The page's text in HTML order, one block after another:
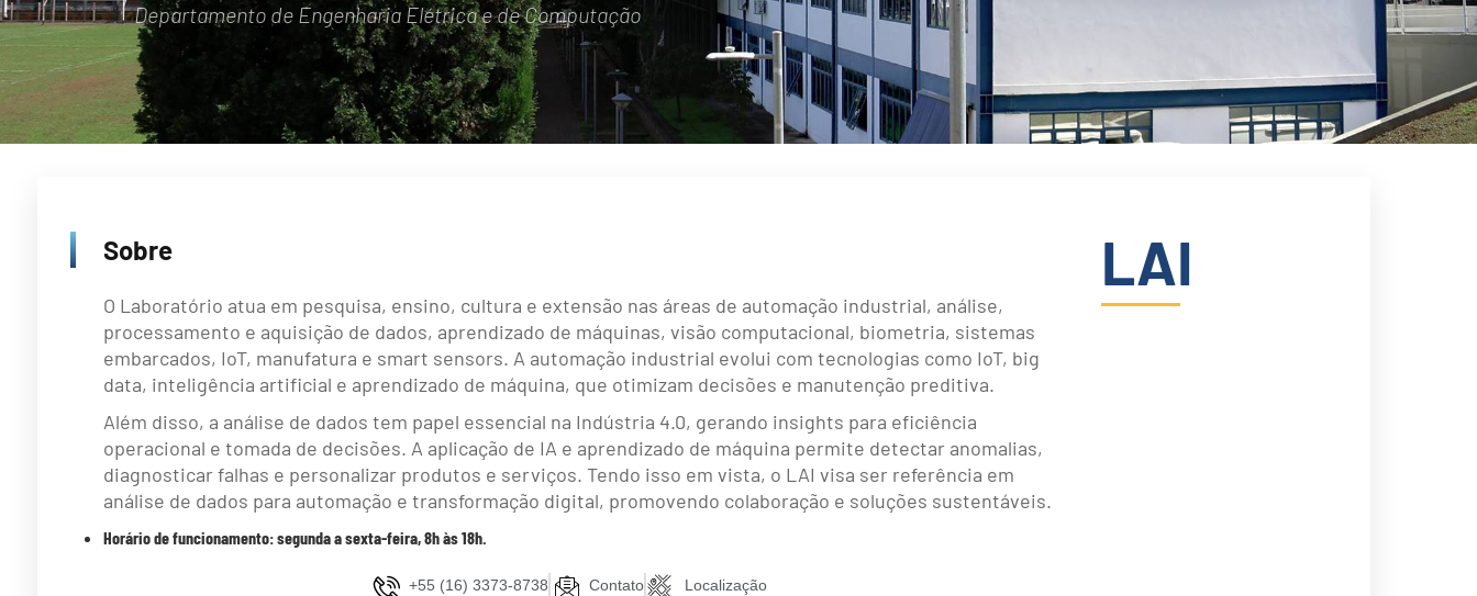
Departamento de Engenharia Elétrica e de Computação
Sobre
O Laboratório atua em pesquisa, ensino, cultura e extensão nas áreas de automação industrial, análise,
processamento e aquisição de dados, aprendizado de máquinas, visão computacional, biometria, sistemas
embarcados, IoT, manufatura e smart sensors. A automação industrial evolui com tecnologias como IoT, big
data, inteligência artificial e aprendizado de máquina, que otimizam decisões e manutenção preditiva.
Além disso, a análise de dados tem papel essencial na Indústria 4.0, gerando insights para eficiência
operacional e tomada de decisões. A aplicação de IA e aprendizado de máquina permite detectar anomalias,
diagnosticar falhas e personalizar produtos e serviços. Tendo isso em vista, o LAI visa ser referência em
análise de dados para automação e transformação digital, promovendo colaboração e soluções sustentáveis.
Horário de funcionamento: segunda a sexta-feira, 8h às 18h.
+55 (16) 3373-8738 Contato Localização
LAI